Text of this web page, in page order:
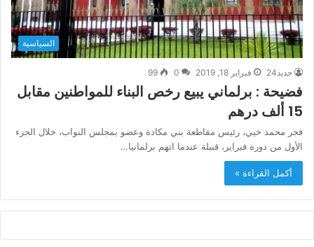
السياسية
جديد24 فبراير 18, 2019 0
99
فضيحة : برلماني يبيع رخص البناء للمواطنين مقابل
15 ألف درهم
فجر محمد خيي، رئيس مقاطعة بني مكادة وعضو بمجلس النواب، خلال الجزء
الأول من دورة فبراير، قنبلة عندما اتهم برلمانيا…
أكمل القراءة »